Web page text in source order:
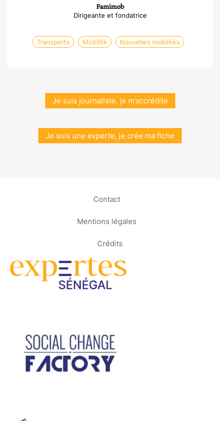
Famimob
Dirigeante et fondatrice
Transports Mobilité Nouvelles mobilités
Je suis journaliste, je m’accrédite
Je suis une experte, je crée ma fiche
Contact
Mentions légales
Crédits